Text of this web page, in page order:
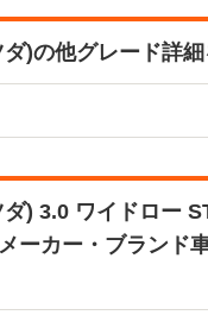
)の他グレード詳
) 3.0 ワイドロー
ーカー・ブランド